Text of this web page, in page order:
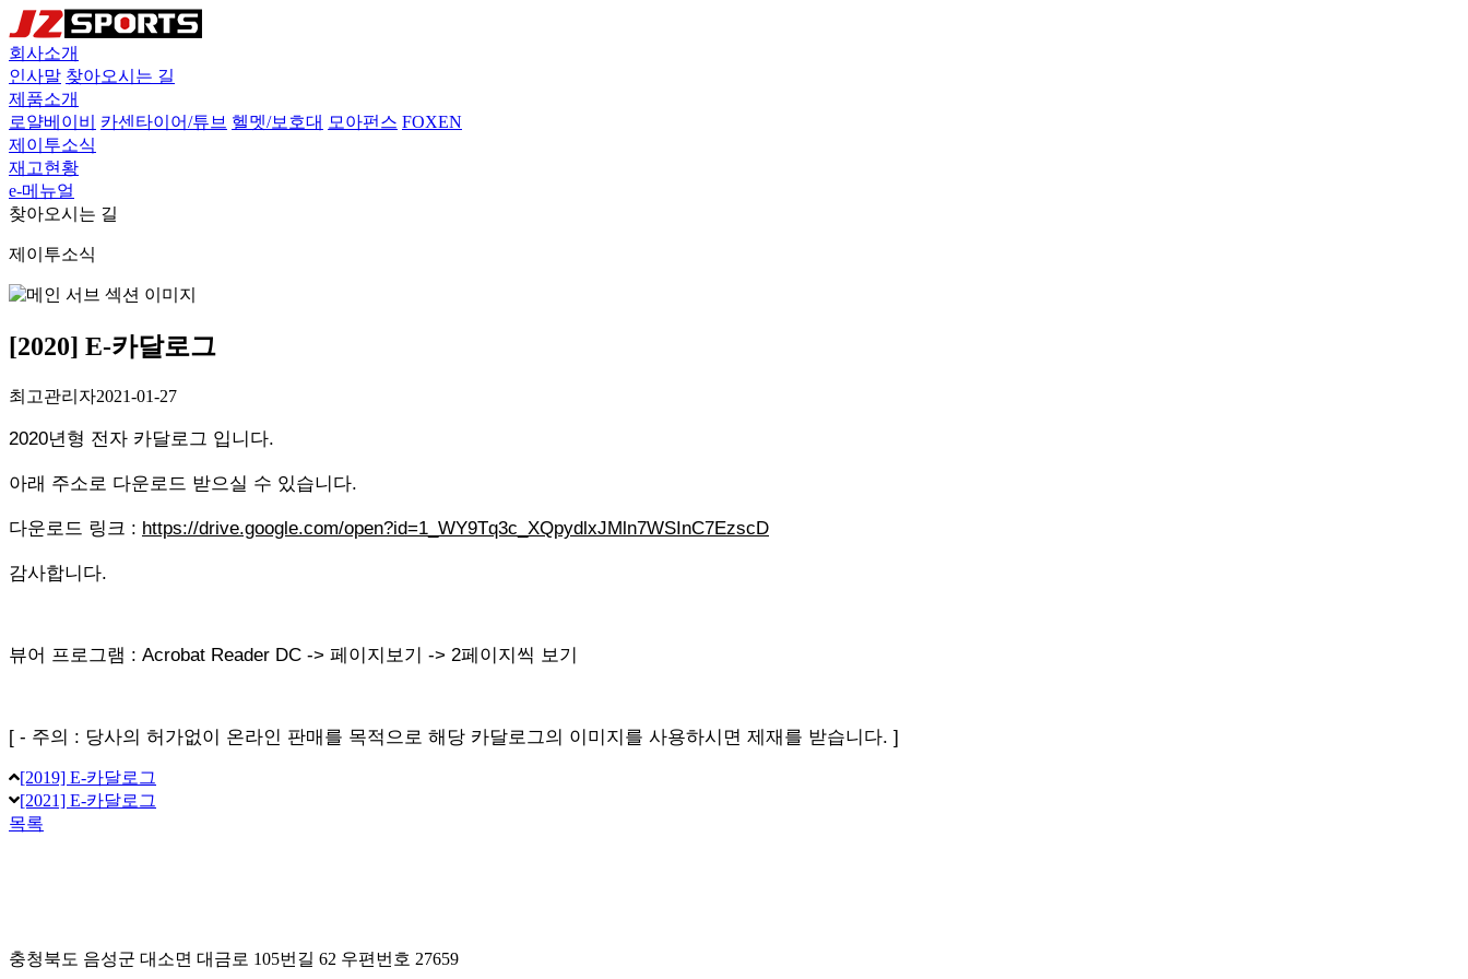
회사소개
인사말 찾아오시는 길
제품소개
로얄베이비
카센타이어/튜브 헬멧/보호대 모아펀스 FOXEN
제이투소식
재고현황
e-메뉴얼
찾아오시는 길
제이투소식
[2020] E-카달로그
최고관리자2021-01-27
2020년형 전자 카달로그 입니다.
아래 주소로 다운로드 받으실 수 있습니다.
다운로드 링크 : https://drive.google.com/open?id=1_WY9Tq3c_XQpydlxJMln7WSInC7EzscD
감사합니다.
뷰어 프로그램 : Acrobat Reader DC -> 페이지보기 -> 2페이지씩 보기
[ - 주의 : 당사의 허가없이 온라인 판매를 목적으로 해당 카달로그의 이미지를 사용하시면 제재를 받습니다. ]
[2019] E-카달로그
[2021] E-카달로그
목록
충청북도 음성군 대소면 대금로 105번길 62 우편번호 27659